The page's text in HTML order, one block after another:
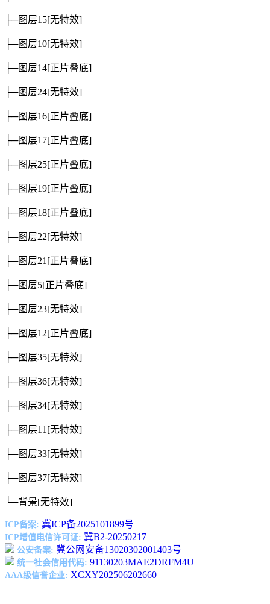
├─图层15[无特效]
├─图层10[无特效]
├─图层14[正片叠底]
├─图层24[无特效]
├─图层16[正片叠底]
├─图层17[正片叠底]
├─图层25[正片叠底]
├─图层19[正片叠底]
├─图层18[正片叠底]
├─图层22[无特效]
├─图层21[正片叠底]
├─图层5[正片叠底]
├─图层23[无特效]
├─图层12[正片叠底]
├─图层35[无特效]
├─图层36[无特效]
├─图层34[无特效]
├─图层11[无特效]
├─图层33[无特效]
├─图层37[无特效]
└─背景[无特效]
ICP备案: 冀ICP备2025101899号
ICP增值电信许可证: 冀B2-20250217
公安备案: 冀公网安备13020302001403号
统一社会信用代码: 91130203MAE2DRFM4U
AAA级信誉企业: XCXY202506202660